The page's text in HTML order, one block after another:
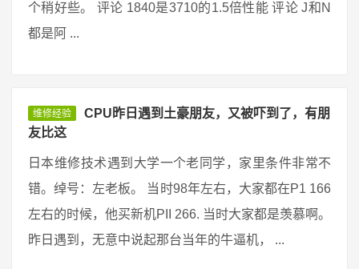
个稍好些。 评论 1840是3710的1.5倍性能 评论 J和N
都是阿 ...
维修经验
CPU昨日遇到土豪朋友，又被吓到了，有朋
友比这
日本维修技术遇到大学一个老同学，家里条件非常不
错。绰号：左老板。 当时98年左右，大家都在P1 166
左右的时候，他买新机PII 266. 当时大家都是羡慕啊。
昨日遇到，无意中说起那台当年的牛逼机， ...